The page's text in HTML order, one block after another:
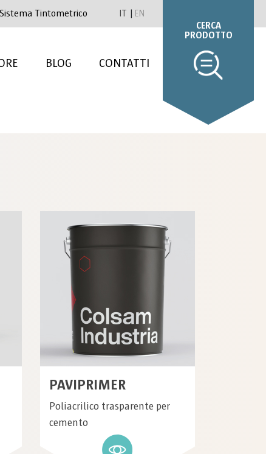
Sistema Tintometrico IT EN
BLOG CONTATTI
CERCA
PRODOTTO
PAVIPRIMER
Poliacrilico trasparente per
cemento